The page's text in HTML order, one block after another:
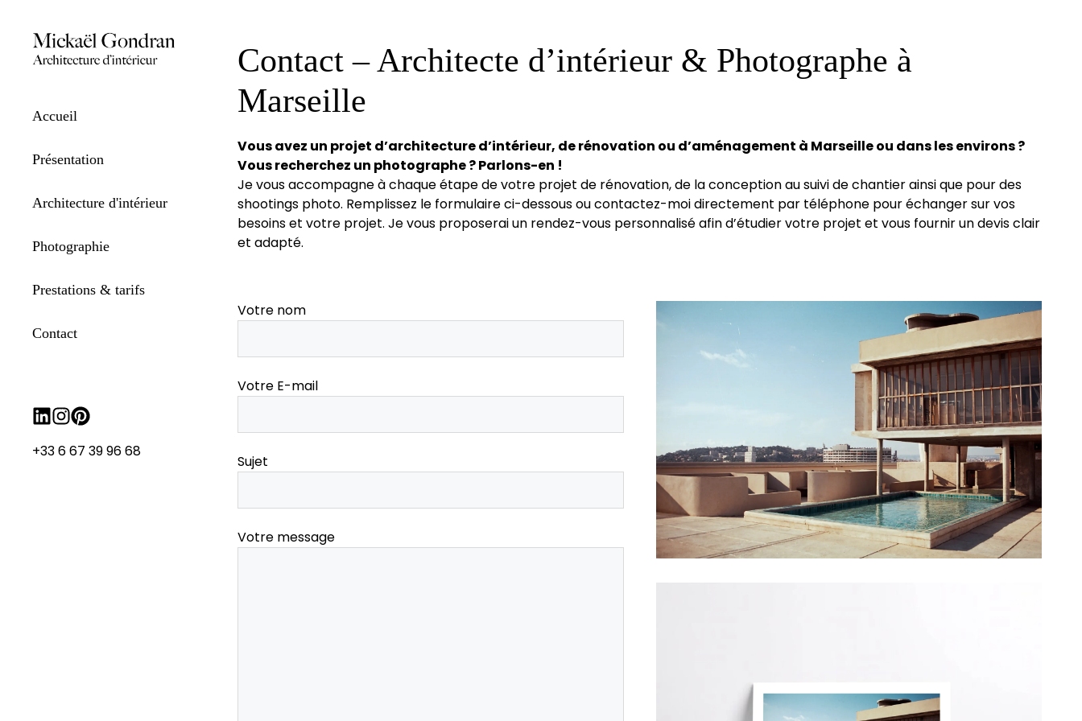
contenu
Contact – Architecte d’intérieur & Photographe à
Marseille
Vous avez un projet d’architecture d’intérieur, de rénovation ou d’aménagement à Marseille ou dans les environs ?
Vous recherchez un photographe ? Parlons-en !
Je vous accompagne à chaque étape de votre projet de rénovation, de la conception au suivi de chantier ainsi que pour des
shootings photo. Remplissez le formulaire ci-dessous ou contactez-moi directement par téléphone pour échanger sur vos
besoins et votre projet. Je vous proposerai un rendez-vous personnalisé afin d’étudier votre projet et vous fournir un devis clair
et adapté.
Votre nom
Votre E-mail
Sujet
Votre message
Accueil
Présentation
Architecture d'intérieur
Photographie
Prestations & tarifs
Contact
+33 6 67 39 96 68